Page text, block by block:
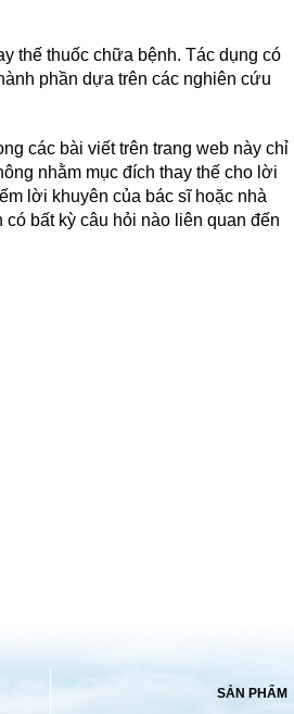
thế thuốc chữa bệnh. Tác dụng có
phần dựa trên các nghiên cứu
các bài viết trên trang web này chỉ
nhằm mục đích thay thế cho lời
lời khuyên của bác sĩ hoặc nhà
bất kỳ câu hỏi nào liên quan đến
SẢN PHẨM